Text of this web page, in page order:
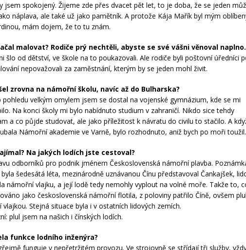
jsem spokojený. Žijeme zde přes dvacet pět let, to je doba, že se jeden
náplava, ale také už jako pamětník. A protože Kája Mařík byl mým
mám dojem, že to tu znám.
malovat? Rodiče prý nechtěli, abyste se své vášni věnoval naplno.
šlo od dětství, ve škole na to poukazovali. Ale rodiče byli poštovní úředníci
nepovažovali za zaměstnání, kterým by se jeden mohl živit.
zrovna na námořní školu, navíc až do Bulharska?
pohledu velkým omylem jsem se dostal na vojenské gymnázium, kde se mi
Na konci školy mi bylo nabídnuto studium v zahraničí. Nikdo sice tehdy
a co půjde studovat, ale jako příležitost k návratu do civilu to stačilo. A
Námořní akademie ve Varně, bylo rozhodnuto, aniž bych po moři toužil.
Na jakých lodích jste cestoval?
odborníků pro podnik jménem Československá námořní plavba.
šedesátá léta, mezinárodně uznávanou Čínu představoval Čankajšek,
námořní vlajku, a její lodě tedy nemohly vyplout na volné moře. Takže to,
jako československá námořní flotila, z poloviny patřilo Číně, ovšem
vlajkou. Stejná situace byla i v ostatních lidových zemích.
plul jsem na našich i čínských lodích.
funkce lodního inženýra?
funguje v nepřetržitém provozu. Ve strojovně se střídají tři služby,